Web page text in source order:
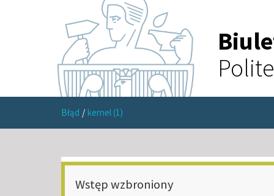
Błąd / kernel (1)
Wstęp wzbroniony